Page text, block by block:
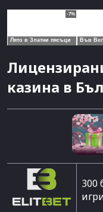
казина в
300